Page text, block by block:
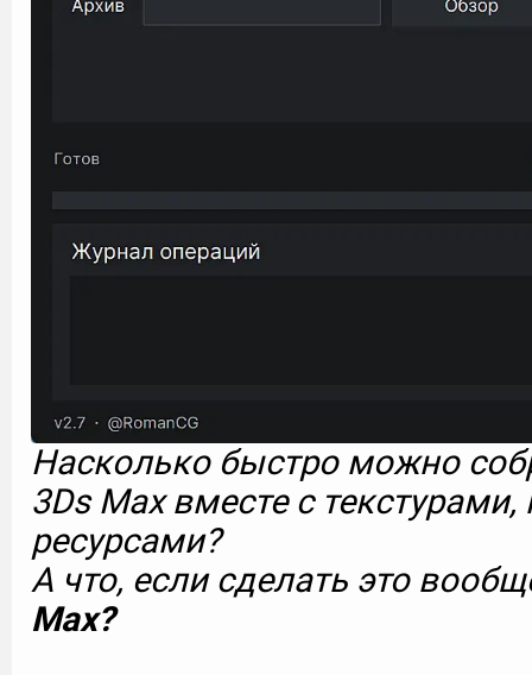
Насколько быстро можно
3Ds Max вместе с
ресурсами?
А что, если сделать это
Max?